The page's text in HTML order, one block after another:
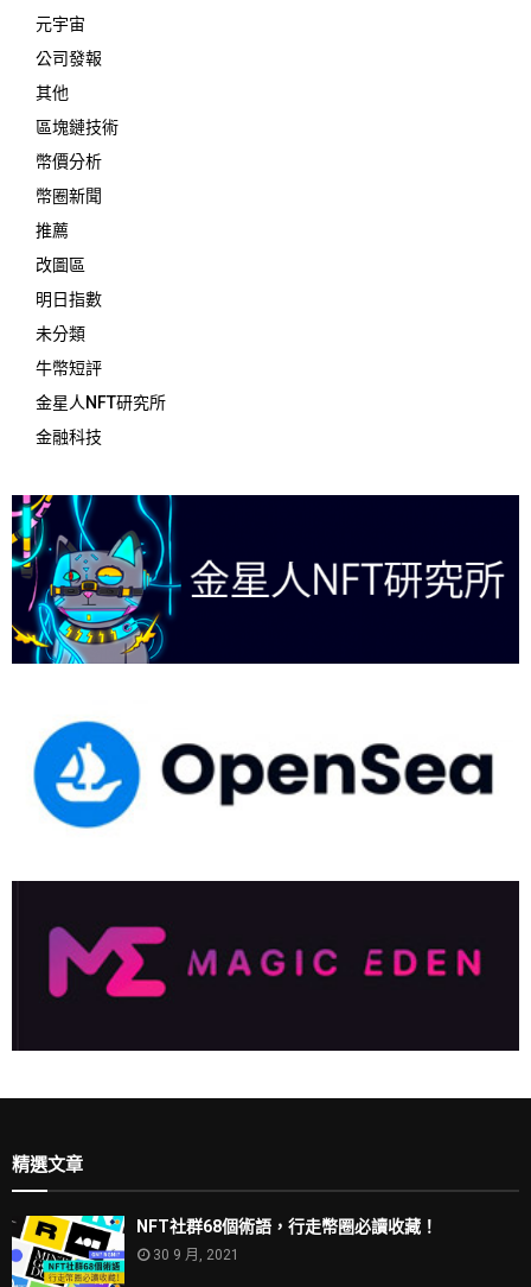
元宇宙
公司發報
其他
區塊鏈技術
幣價分析
幣圈新聞
推薦
改圖區
明日指數
未分類
牛幣短評
金星人NFT研究所
金融科技
精選文章
NFT社群68個術語，行走幣圈必讀收藏！
30 9 月, 2021